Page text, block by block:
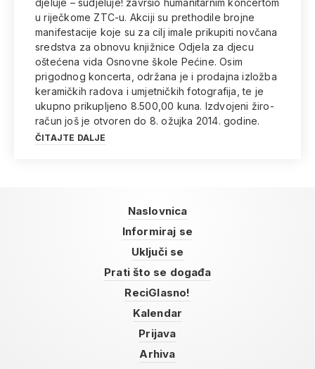
djeluje – sudjeluje! završio humanitarnim koncertom
u riječkome ZTC-u. Akciji su prethodile brojne
manifestacije koje su za cilj imale prikupiti novčana
sredstva za obnovu knjižnice Odjela za djecu
oštećena vida Osnovne škole Pećine. Osim
prigodnog koncerta, održana je i prodajna izložba
keramičkih radova i umjetničkih fotografija, te je
ukupno prikupljeno 8.500,00 kuna. Izdvojeni žiro-
račun još je otvoren do 8. ožujka 2014. godine.
ČITAJTE DALJE
Naslovnica
Informiraj se
Uključi se
Prati što se događa
ReciGlasno!
Kalendar
Prijava
Arhiva